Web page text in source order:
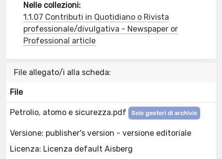
Nelle collezioni:
1.1.07 Contributi in Quotidiano o Rivista
professionale/divulgativa - Newspaper or
Professional article
File allegato/i alla scheda:
File
Petrolio, atomo e sicurezza.pdf Solo gestori di archivio
Versione: publisher's version - versione editoriale
Licenza: Licenza default Aisberg